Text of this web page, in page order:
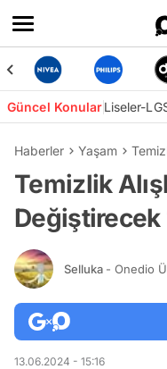
Güncel KonularLiseler-
Haberler Yaşam
Temizlik
Değiştirecek
Selluka - Onedio
13.06.2024 - 15:16